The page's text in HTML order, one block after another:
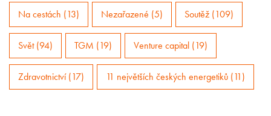
Na cestách (13) Nezařazené (5) Soutěž (109)
Svět (94) TGM (19) Venture capital (19)
Zdravotnictví (17) 11 největších českých energetiků (11)